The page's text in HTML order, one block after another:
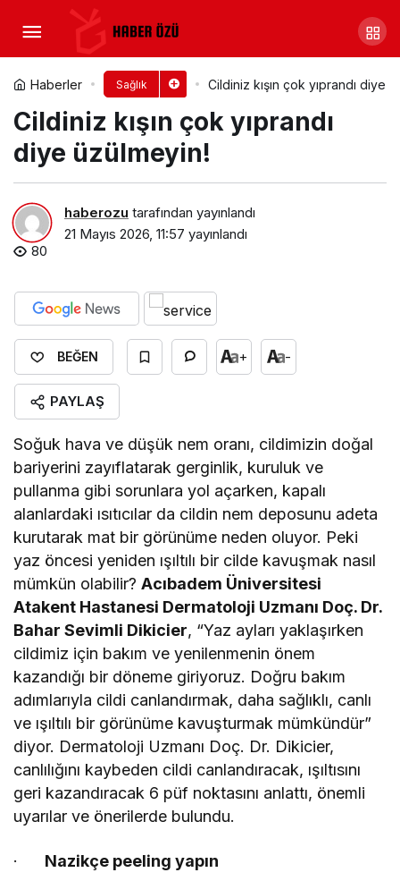
Haberler Sağlık Cildiniz kışın çok yıprandı diye
Cildiniz kışın çok yıprandı
diye üzülmeyin!
haberozu tarafından yayınlandı
21 Mayıs 2026, 11:57 yayınlandı
80
BEĞEN + -
PAYLAŞ
Soğuk hava ve düşük nem oranı, cildimizin doğal
bariyerini zayıflatarak gerginlik, kuruluk ve
pullanma gibi sorunlara yol açarken, kapalı
alanlardaki ısıtıcılar da cildin nem deposunu adeta
kurutarak mat bir görünüme neden oluyor. Peki
yaz öncesi yeniden ışıltılı bir cilde kavuşmak nasıl
mümkün olabilir?Acıbadem Üniversitesi
Atakent Hastanesi Dermatoloji Uzmanı Doç. Dr.
Bahar Sevimli Dikicier, “Yaz ayları yaklaşırken
cildimiz için bakım ve yenilenmenin önem
kazandığı bir döneme giriyoruz. Doğru bakım
adımlarıyla cildi canlandırmak, daha sağlıklı, canlı
ve ışıltılı bir görünüme kavuşturmak mümkündür”
diyor. Dermatoloji Uzmanı Doç. Dr. Dikicier,
canlılığını kaybeden cildi canlandıracak, ışıltısını
geri kazandıracak 6 püf noktasını anlattı, önemli
uyarılar ve önerilerde bulundu.
· Nazikçe peeling yapın
Bayram Sofralarında Kalbinizi
Koruyan Bu Önerilere Kulak Verin
Yorum Yap